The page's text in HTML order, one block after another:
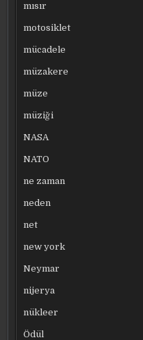
mısır
motosiklet
mücadele
müzakere
müze
müziği
NASA
NATO
ne zaman
neden
net
new york
Neymar
nijerya
nükleer
Ödül